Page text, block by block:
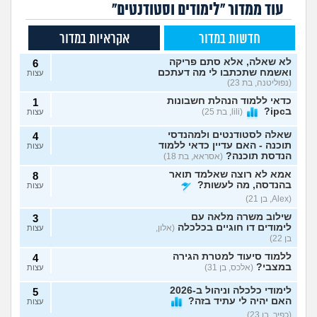
עוד ממדור "לימודים וסטודנטים"
חדשות במדור אקראיות במדור
לא שאלה, אלא סתם פריקה
ואשמח שתכתבו לי מה דעתכם
(נפוליטנה, בת 23)
6
עצות
כדאי ללמוד הנהלת חשבונות
בipc?
(lili, בת 25)
1
עצות
שאלה לסטודנטים ולמהנדסי
תוכנה - האם עדיין כדאי ללמוד
הנדסת תוכנה? (אסראא, בת 18)
4
עצות
אמא לא רוצה שאלמד תואר
בהנדסה, מה לעשות?
(Alex, בן 21)
8
עצות
שילוב משרה מלאה עם
לימודים דו חוגיים בכלכלה (אלון,
בן 22)
3
עצות
ללמוד סיעוד למטרת הגירה
במצבי? (אלכס, בן 31)
4
עצות
לימודי כלכלה וניהול ב-2026
האם יהיה לי עתיד בזה?
(כפיר, בן 23)
5
עצות